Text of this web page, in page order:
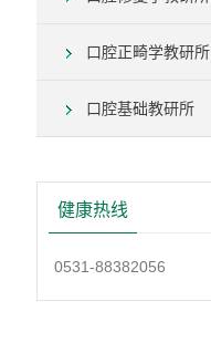
口腔正畸学教研所
口腔基础教研所
健康热线
0531-88382056